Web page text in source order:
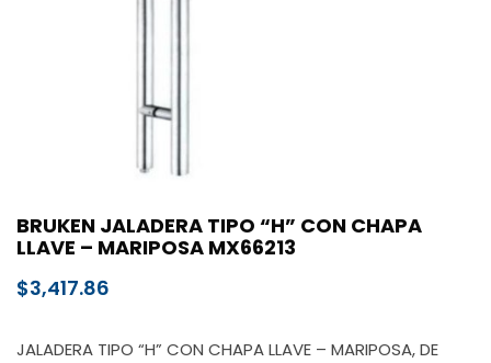
BRUKEN JALADERA TIPO “H” CON CHAPA
LLAVE – MARIPOSA MX66213
$3,417.86
JALADERA TIPO “H” CON CHAPA LLAVE – MARIPOSA, DE